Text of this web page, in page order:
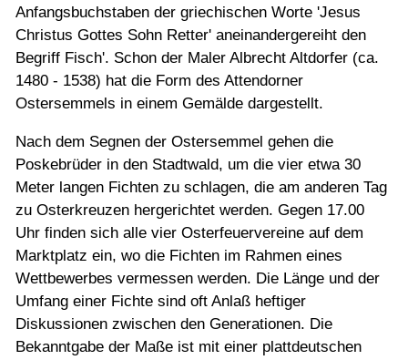
Anfangsbuchstaben der griechischen Worte 'Jesus
Christus Gottes Sohn Retter' aneinandergereiht den
Begriff Fisch'. Schon der Maler Albrecht Altdorfer (ca.
1480 - 1538) hat die Form des Attendorner
Ostersemmels in einem Gemälde dargestellt.
Nach dem Segnen der Ostersemmel gehen die
Poskebrüder in den Stadtwald, um die vier etwa 30
Meter langen Fichten zu schlagen, die am anderen Tag
zu Osterkreuzen hergerichtet werden. Gegen 17.00
Uhr finden sich alle vier Osterfeuervereine auf dem
Marktplatz ein, wo die Fichten im Rahmen eines
Wettbewerbes vermessen werden. Die Länge und der
Umfang einer Fichte sind oft Anlaß heftiger
Diskussionen zwischen den Generationen. Die
Bekanntgabe der Maße ist mit einer plattdeutschen